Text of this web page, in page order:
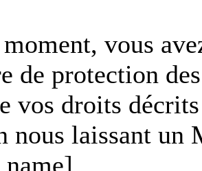
vous
de protection
vos droits
nous laissant un
name]